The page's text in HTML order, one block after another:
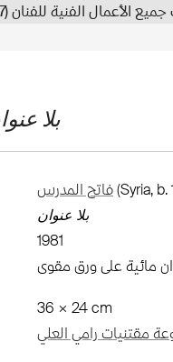
الأعمال الفنية للفنان (47)
بلا
فاتح المدرس(Syria, b.
بلا عنوان
1981
مائية على ورق مقوى
36 × 24 cm
مقتنيات رامي العلي